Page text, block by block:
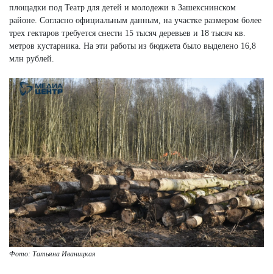
площадки под Театр для детей и молодежи в Зашекснинском
районе. Согласно официальным данным, на участке размером более
трех гектаров требуется снести 15 тысяч деревьев и 18 тысяч кв.
метров кустарника. На эти работы из бюджета было выделено 16,8
млн рублей.
Фото: Татьяна Иваницкая